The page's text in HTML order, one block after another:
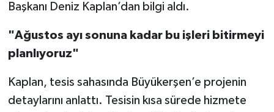
Başkanı Deniz Kaplan’dan bilgi aldı.
"Ağustos ayı sonuna kadar bu işleri bitirmeyi
planlıyoruz"
Kaplan, tesis sahasında Büyükerşen’e projenin
detaylarını anlattı. Tesisin kısa sürede hizmete